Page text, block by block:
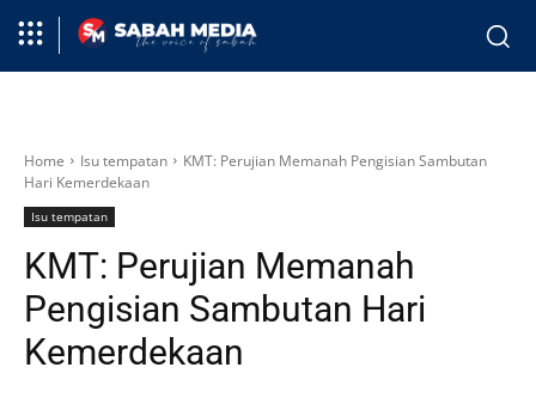
Home Isu tempatan
KMT: Perujian Memanah Pengisian Sambutan
Hari Kemerdekaan
Isu tempatan
KMT: Perujian Memanah
Pengisian Sambutan Hari
Kemerdekaan